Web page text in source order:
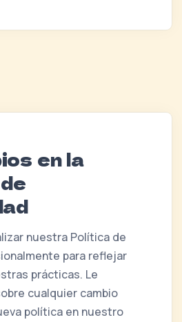
en la
nuestra Política de
para reflejar
prácticas. Le
cualquier cambio
política en nuestro